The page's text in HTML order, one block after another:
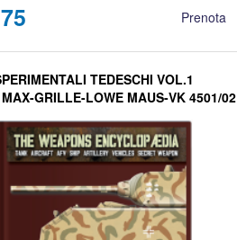
Prenota
TEDESCHI VOL.1
GRILLE-LOWE MAUS-VK 4501/02